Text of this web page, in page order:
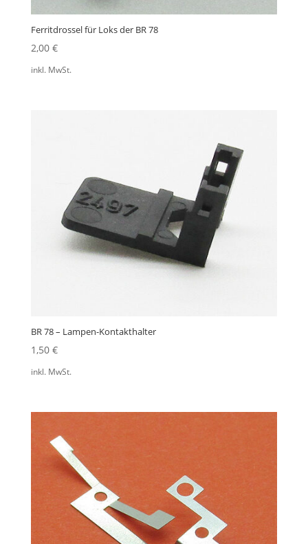
Ferritdrossel für Loks der BR 78
2,00 €
inkl. MwSt.
BR 78 – Lampen-Kontakthalter
1,50 €
inkl. MwSt.